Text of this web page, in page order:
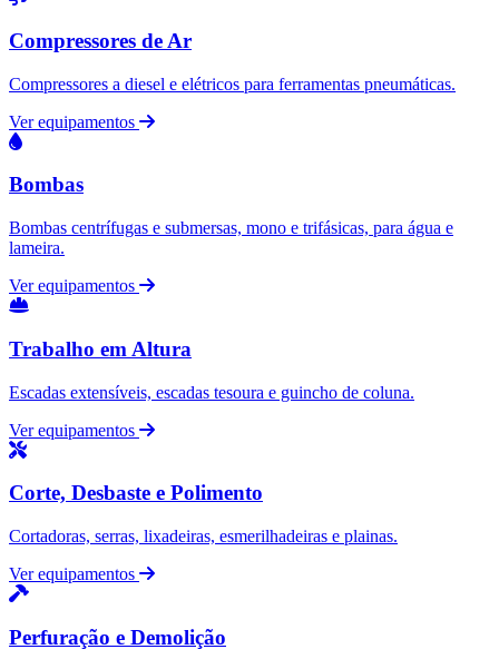
Compressores de Ar
Compressores a diesel e elétricos para ferramentas pneumáticas.
Ver equipamentos
Bombas
Bombas centrífugas e submersas, mono e trifásicas, para água e
lameira.
Ver equipamentos
Trabalho em Altura
Escadas extensíveis, escadas tesoura e guincho de coluna.
Ver equipamentos
Corte, Desbaste e Polimento
Cortadoras, serras, lixadeiras, esmerilhadeiras e plainas.
Ver equipamentos
Perfuração e Demolição